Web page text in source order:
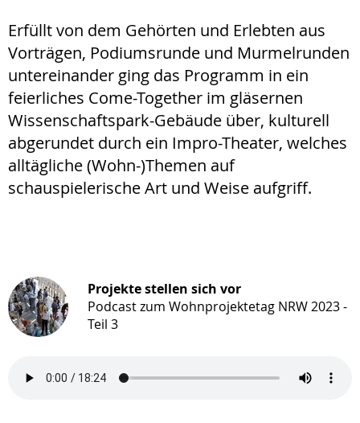
Erfüllt von dem Gehörten und Erlebten aus
Vorträgen, Podiumsrunde und Murmelrunden
untereinander ging das Programm in ein
feierliches Come-Together im gläsernen
Wissenschaftspark-Gebäude über, kulturell
abgerundet durch ein Impro-Theater, welches
alltägliche (Wohn-)Themen auf
schauspielerische Art und Weise aufgriff.
Projekte stellen sich vor
Podcast zum Wohnprojektetag NRW 2023 -
Teil 3